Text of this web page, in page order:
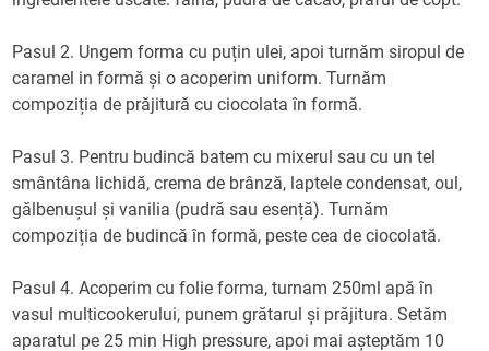
Pasul 2. Ungem forma cu puțin ulei, apoi turnăm siropul de
caramel in formă și o acoperim uniform. Turnăm
compoziția de prăjitură cu ciocolata în formă.
Pasul 3. Pentru budincă batem cu mixerul sau cu un tel
smântâna lichidă, crema de brânză, laptele condensat, oul,
gălbenușul și vanilia (pudră sau esență). Turnăm
compoziția de budincă în formă, peste cea de ciocolată.
Pasul 4. Acoperim cu folie forma, turnam 250ml apă în
vasul multicookerului, punem grătarul și prăjitura. Setăm
aparatul pe 25 min High pressure, apoi mai așteptăm 10